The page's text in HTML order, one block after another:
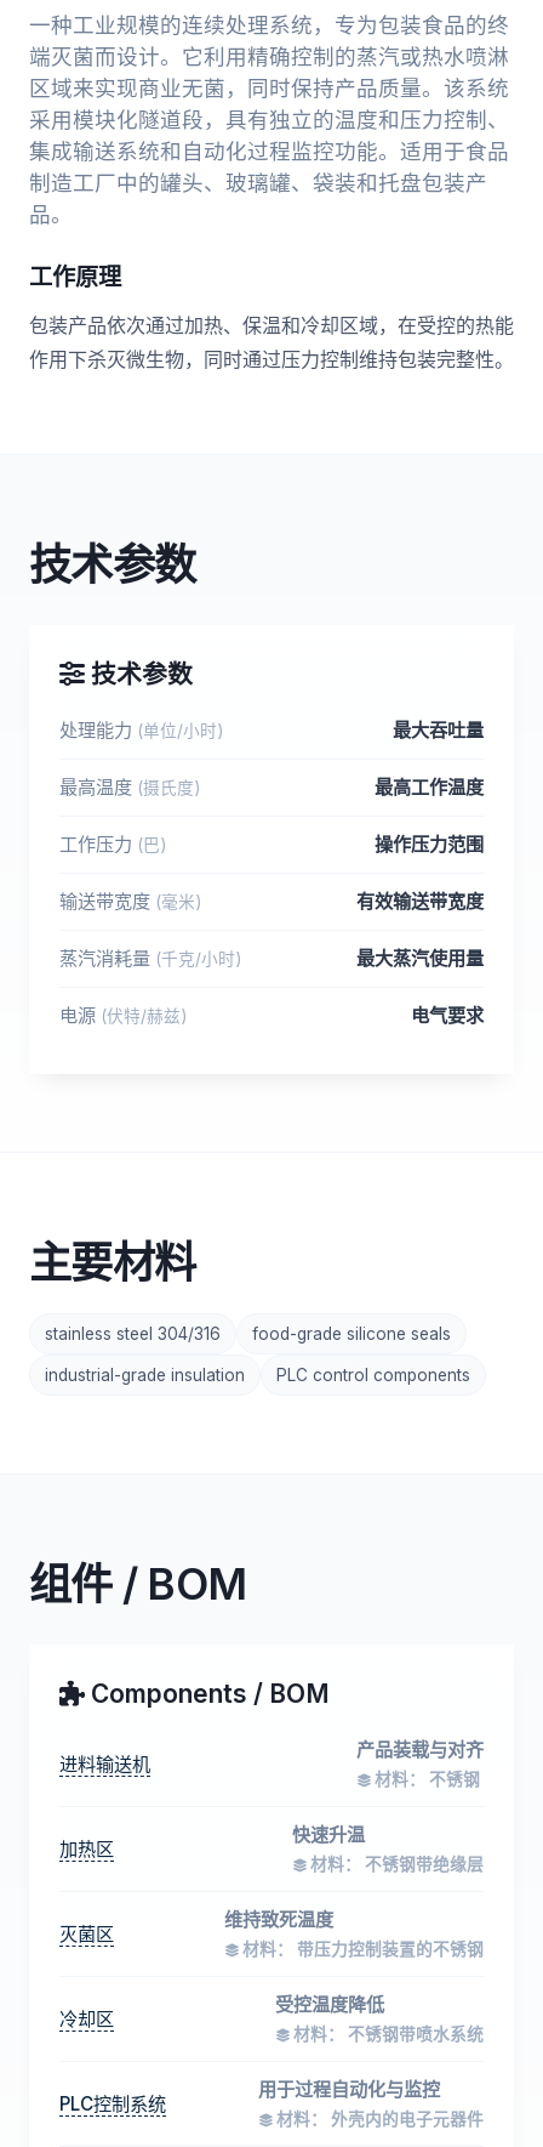
一种工业规模的连续处理系统，专为包装食品的终
端灭菌而设计。它利用精确控制的蒸汽或热水喷淋
区域来实现商业无菌，同时保持产品质量。该系统
采用模块化隧道段，具有独立的温度和压力控制、
集成输送系统和自动化过程监控功能。适用于食品
制造工厂中的罐头、玻璃罐、袋装和托盘包装产
品。
工作原理
包装产品依次通过加热、保温和冷却区域，在受控的热能
作用下杀灭微生物，同时通过压力控制维持包装完整性。
技术参数
技术参数
处理能力 (单位/小时) 最大吞吐量
最高温度 (摄氏度) 最高工作温度
工作压力 (巴) 操作压力范围
输送带宽度 (毫米) 有效输送带宽度
蒸汽消耗量 (千克/小时) 最大蒸汽使用量
电源 (伏特/赫兹) 电气要求
主要材料
stainless steel 304/316 food-grade silicone seals
industrial-grade insulation PLC control components
组件 / BOM
Components / BOM
进料输送机
产品装载与对齐
材料： 不锈钢
加热区
快速升温
材料： 不锈钢带绝缘层
灭菌区
维持致死温度
材料： 带压力控制装置的不锈钢
冷却区
受控温度降低
材料： 不锈钢带喷水系统
PLC控制系统
用于过程自动化与监控
材料： 外壳内的电子元器件